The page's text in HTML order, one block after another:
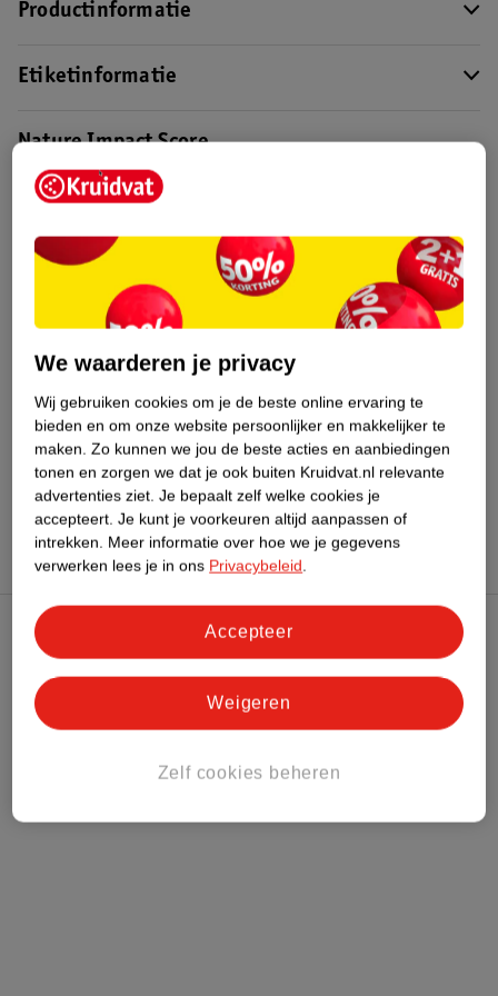
Productinformatie
Etiketinformatie
Nature Impact Score
Bestel & Bezorginformatie
Bekijk ook
MeerKruidvat Alle Kleurspray
Hoe controleren wij de reviews?
Kruidvat Club
Klantenservice
We waarderen je privacy
Wij gebruiken cookies om je de beste online ervaring te
bieden en om onze website persoonlijker en makkelijker te
maken. Zo kunnen we jou de beste acties en aanbiedingen
tonen en zorgen we dat je ook buiten Kruidvat.nl relevante
advertenties ziet. Je bepaalt zelf welke cookies je
accepteert. Je kunt je voorkeuren altijd aanpassen of
intrekken. Meer informatie over hoe we je gegevens
verwerken lees je in ons Privacybeleid.
Zelf cookies beheren
Weigeren
Accepteer